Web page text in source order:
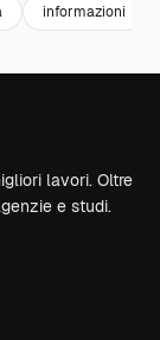
informazioni
lavori. Oltre
e studi.